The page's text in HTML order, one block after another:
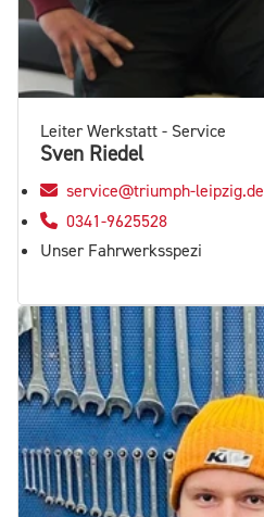
Leiter Werkstatt - Service
Sven Riedel
service@triumph-leipzig.de
0341-9625528
Unser Fahrwerksspezi